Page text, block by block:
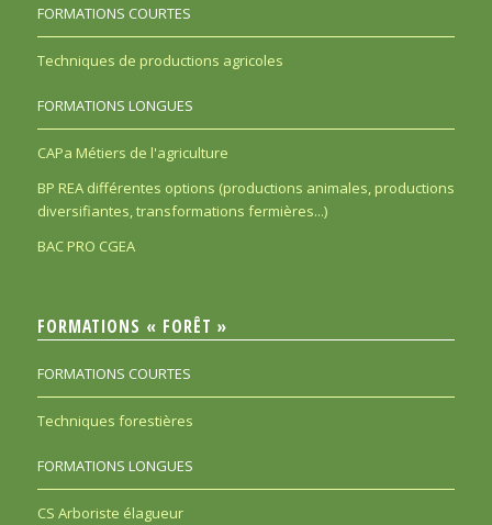
FORMATIONS COURTES
Techniques de productions agricoles
FORMATIONS LONGUES
CAPa Métiers de l'agriculture
BP REA différentes options (productions animales, productions
diversifiantes, transformations fermières...)
BAC PRO CGEA
FORMATIONS « FORÊT »
FORMATIONS COURTES
Techniques forestières
FORMATIONS LONGUES
CS Arboriste élagueur